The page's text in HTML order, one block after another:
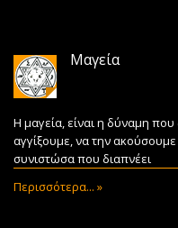
Μαγεία
Η μαγεία, είναι η δύναμη
αγγίξουμε, να την ακούσουμε
συνιστώσα που διαπνέει
Περισσότερα... »